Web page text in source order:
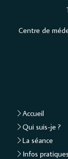
Centre de
Accueil
Qui suis-je ?
La séance
Infos pratiques